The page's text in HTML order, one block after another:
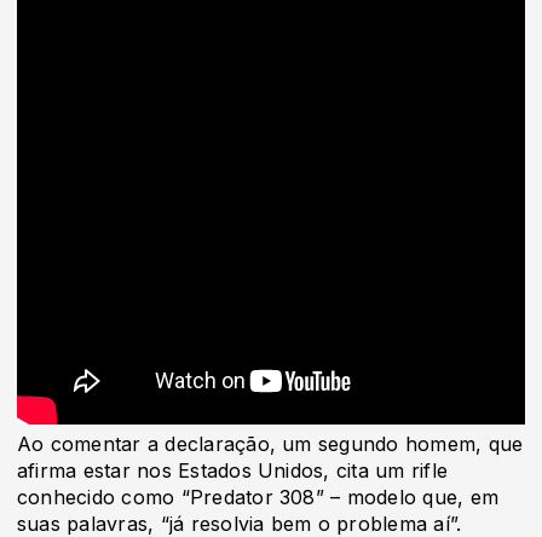
Ao comentar a declaração, um segundo homem, que
afirma estar nos Estados Unidos, cita um rifle
conhecido como “Predator 308” – modelo que, em
suas palavras, “já resolvia bem o problema aí”.